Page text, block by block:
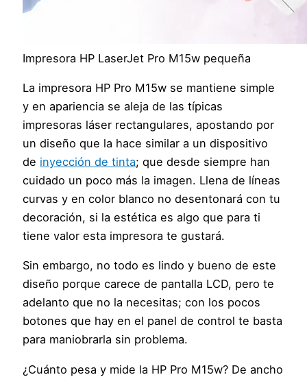
Impresora HP LaserJet Pro M15w pequeña
La impresora HP Pro M15w se mantiene simple
y en apariencia se aleja de las típicas
impresoras láser rectangulares, apostando por
un diseño que la hace similar a un dispositivo
de inyección de tinta; que desde siempre han
cuidado un poco más la imagen. Llena de líneas
curvas y en color blanco no desentonará con tu
decoración, si la estética es algo que para ti
tiene valor esta impresora te gustará.
Sin embargo, no todo es lindo y bueno de este
diseño porque carece de pantalla LCD, pero te
adelanto que no la necesitas; con los pocos
botones que hay en el panel de control te basta
para maniobrarla sin problema.
¿Cuánto pesa y mide la HP Pro M15w? De ancho